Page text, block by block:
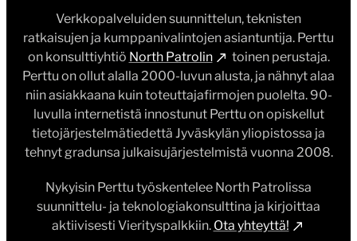
Verkkopalveluiden suunnittelun, teknisten
ratkaisujen ja kumppanivalintojen asiantuntija. Perttu
on konsulttiyhtiö North Patrolin
toinen perustaja.
Perttu on ollut alalla 2000-luvun alusta, ja nähnyt alaa
niin asiakkaana kuin toteuttajafirmojen puolelta. 90-
luvulla internetistä innostunut Perttu on opiskellut
tietojärjestelmätiedettä Jyväskylän yliopistossa ja
tehnyt gradunsa julkaisujärjestelmistä vuonna 2008.
Nykyisin Perttu työskentelee North Patrolissa
suunnittelu- ja teknologiakonsulttina ja kirjoittaa
aktiivisesti Vierityspalkkiin. Ota yhteyttä!